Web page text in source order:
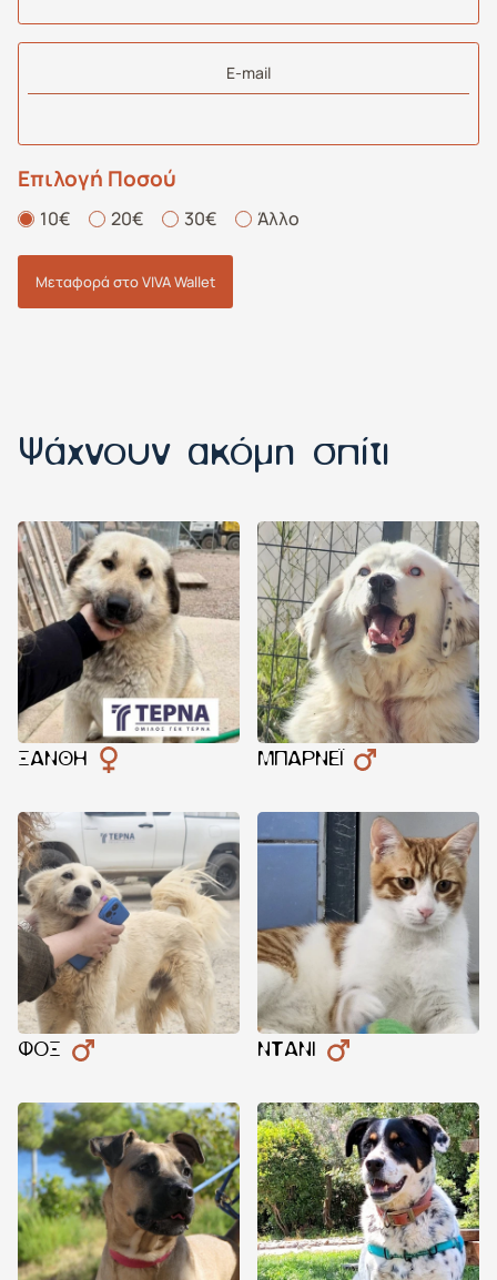
E-mail
Επιλογή Ποσού
10€ 20€ 30€ Άλλο
Μεταφορά στο VIVA Wallet
Ψάχνουν ακόμη σπίτι
ΞΑΝΘΉ ΜΠΆΡΝΕΪ
ΦΟΞ ΝΤΆΝΙ